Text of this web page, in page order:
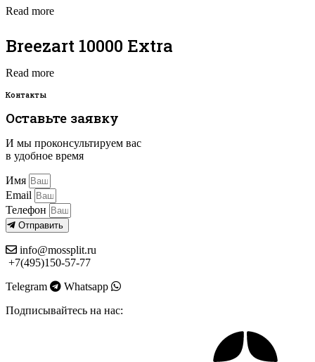
Read more
Breezart 10000 Extra
Read more
Контакты
Оставьте заявку
И мы проконсультируем вас
в удобное время
Имя
Email
Телефон
Отправить
info@mossplit.ru
+7(495)150-57-77
Telegram
Whatsapp
Подписывайтесь на нас: